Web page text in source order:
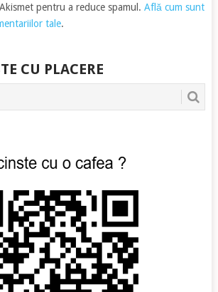
pentru a reduce spamul. Află cum sunt
tale.
CU PLACERE